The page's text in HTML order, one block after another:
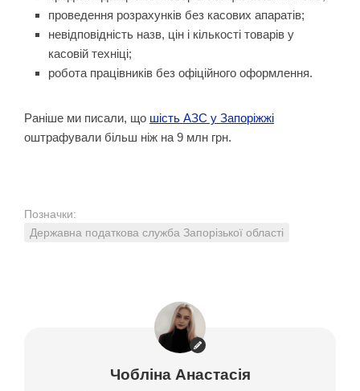
проведення розрахунків без касових апаратів;
невідповідність назв, цін і кількості товарів у
касовій техніці;
робота працівників без офіційного оформлення.
Раніше ми писали, що шість АЗС у Запоріжжі
оштрафували більш ніж на 9 млн грн.
Позначки:
Державна податкова служба Запорізької області
Чобліна Анастасія